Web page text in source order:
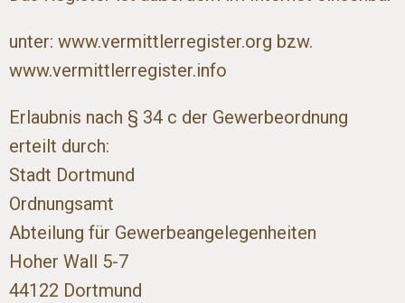
unter: www.vermittlerregister.org bzw.
www.vermittlerregister.info
Erlaubnis nach § 34 c der Gewerbeordnung
erteilt durch:
Stadt Dortmund
Ordnungsamt
Abteilung für Gewerbeangelegenheiten
Hoher Wall 5-7
44122 Dortmund